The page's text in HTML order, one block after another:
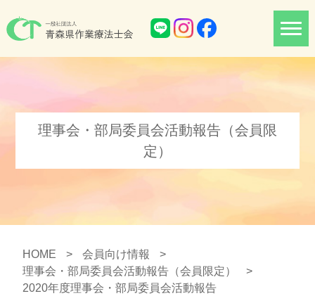
理事会・部局委員会活動報告（会員限
定）
HOME > 会員向け情報
>
理事会・部局委員会活動報告（会員限定）
>
2020年度理事会・部局委員会活動報告